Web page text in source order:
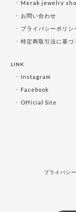
Merak jewelry
お問い合わせ
プライバシーポリシ
特定商取引法に基づ
LINK
Instagram
Facebook
Official Site
プライバシ